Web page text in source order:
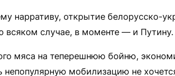
нарративу, открытие белорусско-
всяком случае, в моменте — и Путину.
мяса на теперешнюю бойню,
непопулярную мобилизацию не